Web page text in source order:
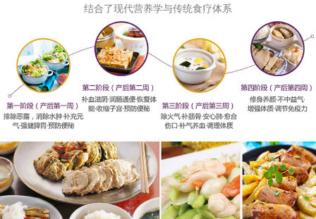
结合了现代营养学与传统食疗体系